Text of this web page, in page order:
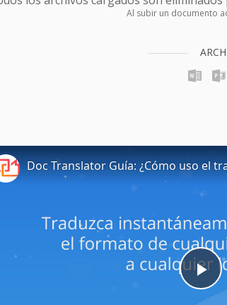
Al subir un documento
Doc Translator Guía: ¿Cómo uso el